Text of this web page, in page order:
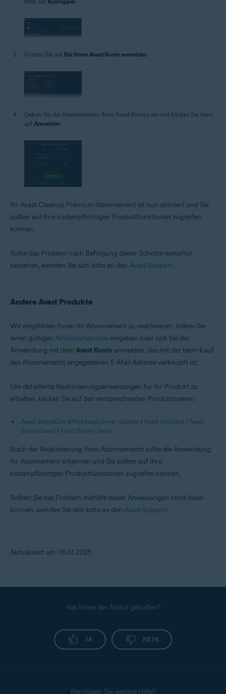
Klicken Sie auf Bei Ihrem Avast-Konto anmelden.
Geben Sie die Anmeldedaten Ihres Avast-Kontos ein und klicken Sie dann
auf Anmelden.
Ihr Avast Cleanup Premium-Abonnement ist nun aktiviert und Sie
sollten auf Ihre kostenpflichtigen Produktfunktionen zugreifen
können.
Sollte das Problem nach Befolgung dieser Schritte weiterhin
bestehen, wenden Sie sich bitte an den Avast-Support.
Andere Avast Produkte
Wir empfehlen Ihnen Ihr Abonnement zu reaktivieren, indem Sie
einen gültigen Aktivierungscode eingeben oder sich bei der
Anwendung mit dem Avast Konto anmelden, das mit der beim Kauf
des Abonnements angegebenen E-Mail-Adresse verknüpft ist.
Um detaillierte Reaktivierungsanweisungen für Ihr Produkt zu
erhalten, klicken Sie auf den entsprechenden Produktnamen:
Avast SecureLine VPN | Avast Driver Updater | Avast AntiTrack | Avast
BreachGuard | Avast Battery Saver
Nach der Reaktivierung Ihres Abonnements sollte die Anwendung
Ihr Abonnement erkennen und Sie sollten auf Ihre
kostenpflichtigen Produktfunktionen zugreifen können.
Sollten Sie das Problem mithilfe dieser Anweisungen nicht lösen
können, wenden Sie sich bitte an den Avast-Support.
Aktualisiert am: 16.01.2025
Hat Ihnen der Artikel geholfen?
JA NEIN
Benötigen Sie weitere Hilfe?